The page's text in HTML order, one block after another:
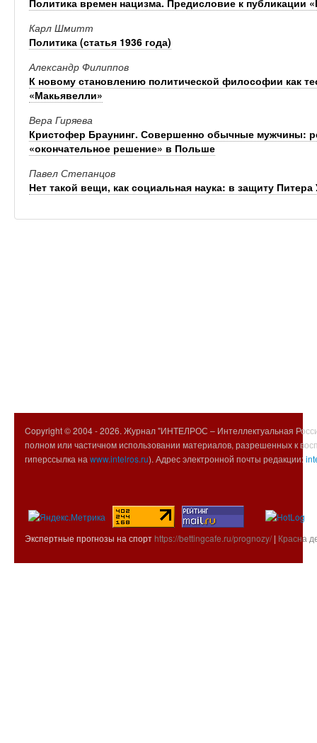
Политика времен нацизма. Предисловие к публикации
Карл Шмитт
Политика (статья 1936 года)
Александр Филиппов
К новому становлению политической философии как
«Макьявелли»
Вера Гиряева
Кристофер Браунинг. Совершенно обычные мужчины:
«окончательное решение» в Польше
Павел Степанцов
Нет такой вещи, как социальная наука: в защиту Питера
Copyright © 2004 -2026. Журнал "ИНТЕЛРОС – Интеллектуальная
полном или частичном использовании материалов, разрешенных к
гиперссылка на www.intelros.ru). Адрес электронной почты редакции:
Экспертные прогнозы на спорт https://bettingcafe.ru/prognozy/| Красна